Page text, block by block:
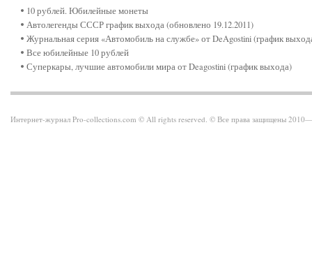
10 рублей. Юбилейные монеты
Автолегенды СССР график выхода (обновлено 19.12.2011)
Журнальная серия «Автомобиль на службе» от DeAgostini (график
Все юбилейные 10 рублей
Суперкары, лучшие автомобили мира от Deagostini (график выхода)
Интернет-журнал Pro-collections.com © All rights reserved. © Все права защищены